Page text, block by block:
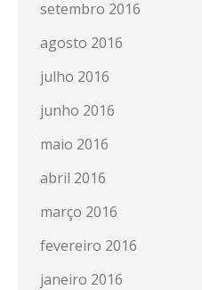
setembro 2016
agosto 2016
julho 2016
junho 2016
maio 2016
abril 2016
março 2016
fevereiro 2016
janeiro 2016